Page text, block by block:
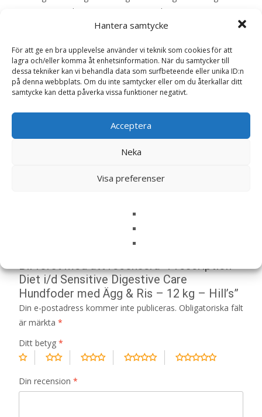
Hantera samtycke
För att ge en bra upplevelse använder vi teknik som cookies för att
lagra och/eller komma åt enhetsinformation. När du samtycker till
dessa tekniker kan vi behandla data som surfbeteende eller unika ID:n
på denna webbplats. Om du inte samtycker eller om du återkallar ditt
samtycke kan detta påverka vissa funktioner negativt.
Acceptera
Neka
Visa preferenser
370 g 30 – 40 kg 370 – 455 g 40 – 50 kg 455 – 500 g >50
kg 10 g per kg – EAN: 052742040592
LÄS MERA & KÖP
Diet i/d Sensitive Digestive Care
Hundfoder med Ägg & Ris – 12 kg – Hill’s”
Din e-postadress kommer inte publiceras. Obligatoriska fält
är märkta *
Ditt betyg *
Din recension *